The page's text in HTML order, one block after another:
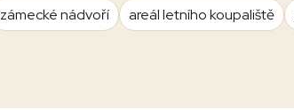
zámecké nádvoří areál letního koupaliště